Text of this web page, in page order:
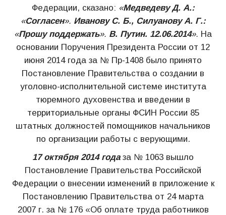
Федерации, сказано: «Медведеву Д. А.:
«Согласен». Иванову С. Б., Силуанову А. Г.:
«Прошу поддержать». В. Путин. 12.06.2014». На
основании Поручения Президента России от 12
июня 2014 года за № Пр-1408 было принято
Постановление Правительства о создании в
уголовно-исполнительной системе института
тюремного духовенства и введении в
территориальные органы ФСИН России 85
штатных должностей помощников начальников
по организации работы с верующими.
17 октября 2014 годаза № 1063 вышло
Постановление Правительства Российской
Федерации о внесении изменений в приложение к
Постановлению Правительства от 24 марта
2007 г. за № 176 «Об оплате труда работников